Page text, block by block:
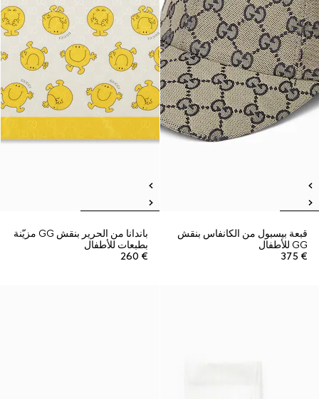
قبعة بيسبول من الكانفاس بنقش
GG للأطفال
€ 375
باندانا من الحرير بنقش GG مزيّنة
بطبعات للأطفال
€ 260